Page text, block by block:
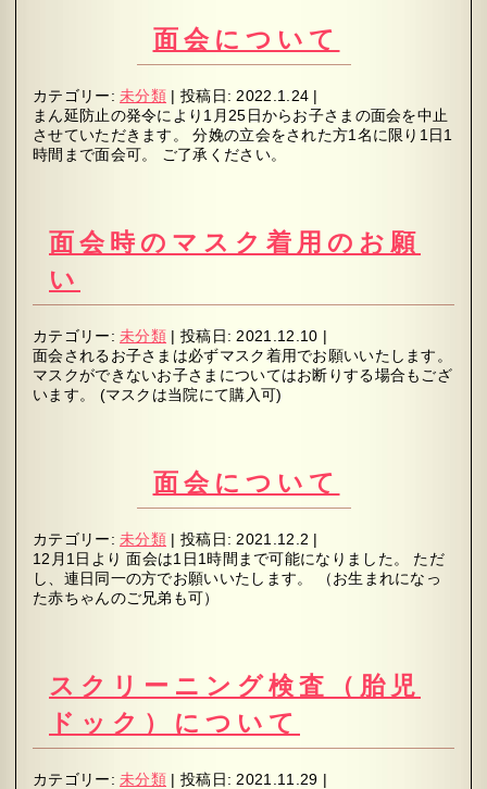
面会について
カテゴリー:未分類 | 投稿日: 2022.1.24 |
まん延防止の発令により1月25日からお子さまの面会を中止
させていただきます。 分娩の立会をされた方1名に限り1日1
時間まで面会可。 ご了承ください。
面会時のマスク着用のお願
い
カテゴリー:未分類 | 投稿日: 2021.12.10 |
面会されるお子さまは必ずマスク着用でお願いいたします。
マスクができないお子さまについてはお断りする場合もござ
います。 (マスクは当院にて購入可)
面会について
カテゴリー:未分類 | 投稿日: 2021.12.2 |
12月1日より 面会は1日1時間まで可能になりました。 ただ
し、連日同一の方でお願いいたします。 （お生まれになっ
た赤ちゃんのご兄弟も可）
スクリーニング検査（胎児
ドック）について
カテゴリー:未分類 | 投稿日: 2021.11.29 |